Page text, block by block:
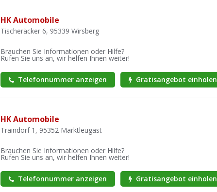
HK Automobile
Tischeräcker 6, 95339 Wirsberg
Brauchen Sie Informationen oder Hilfe?
Rufen Sie uns an, wir helfen Ihnen weiter!
Telefonnummer anzeigen Gratisangebot einholen
HK Automobile
Traindorf 1, 95352 Marktleugast
Brauchen Sie Informationen oder Hilfe?
Rufen Sie uns an, wir helfen Ihnen weiter!
Telefonnummer anzeigen Gratisangebot einholen